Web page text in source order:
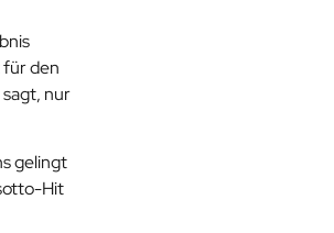
für den
nur
gelingt
Hit